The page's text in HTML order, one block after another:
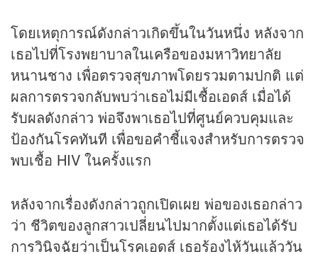
โดยเหตุการณ์ดังกล่าวเกิดขึ้นในวันหนึ่ง หลังจาก
เธอไปที่โรงพยาบาลในเครือของมหาวิทยาลัย
หนานชาง เพื่อตรวจสุขภาพโดยรวมตามปกติ แต่
ผลการตรวจกลับพบว่าเธอไม่มีเชื้อเอดส์ เมื่อได้
รับผลดังกล่าว พ่อจึงพาเธอไปที่ศูนย์ควบคุมและ
ป้องกันโรคทันที เพื่อขอคำชี้แจงสำหรับการตรวจ
พบเชื้อ HIV ในครั้งแรก
หลังจากเรื่องดังกล่าวถูกเปิดเผย พ่อของเธอกล่าว
ว่า ชีวิตของลูกสาวเปลี่ยนไปมากตั้งแต่เธอได้รับ
การวินิจฉัยว่าเป็นโรคเอดส์ เธอร้องไห้วันแล้ววัน